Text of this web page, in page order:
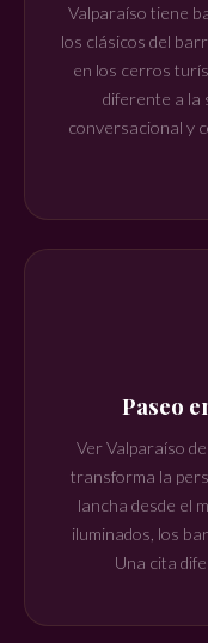
Valparaíso tiene
los clásicos del
en los cerros
diferente a la
conversacional y
Paseo
Ver Valparaíso
transforma la
lancha desde el
iluminados, los
Una cita